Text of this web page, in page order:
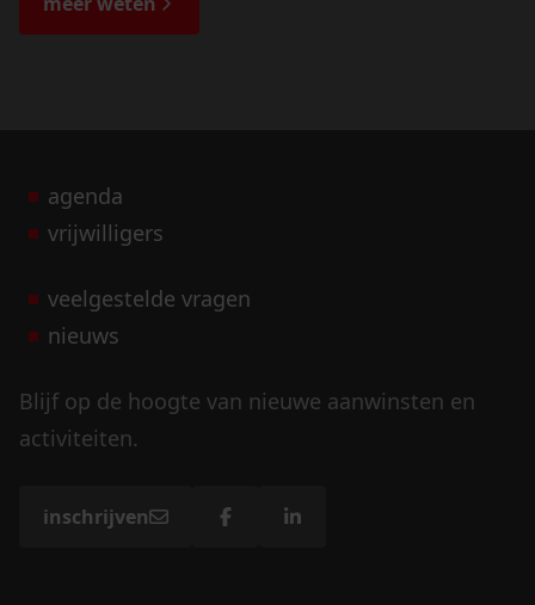
agenda
vrijwilligers
veelgestelde vragen
nieuws
Blijf op de hoogte van nieuwe aanwinsten en
activiteiten.
inschrijven